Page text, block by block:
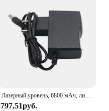
Лазерный уровень, 6800 мАч, литиевая батарея, платная цифровая батарея высокой мощности для 8/12 линий/16, сильный зеленый лазерный уровень, инструмент
797,51руб.